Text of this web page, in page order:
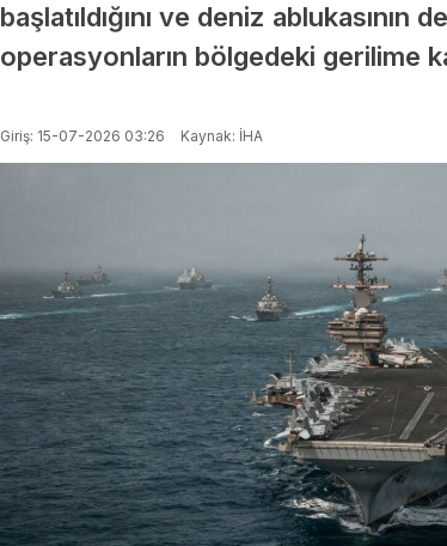
başlatıldığını ve deniz ablukasının
operasyonların bölgedeki gerilime
Giriş: 15-07-2026 03:26 Kaynak: İHA